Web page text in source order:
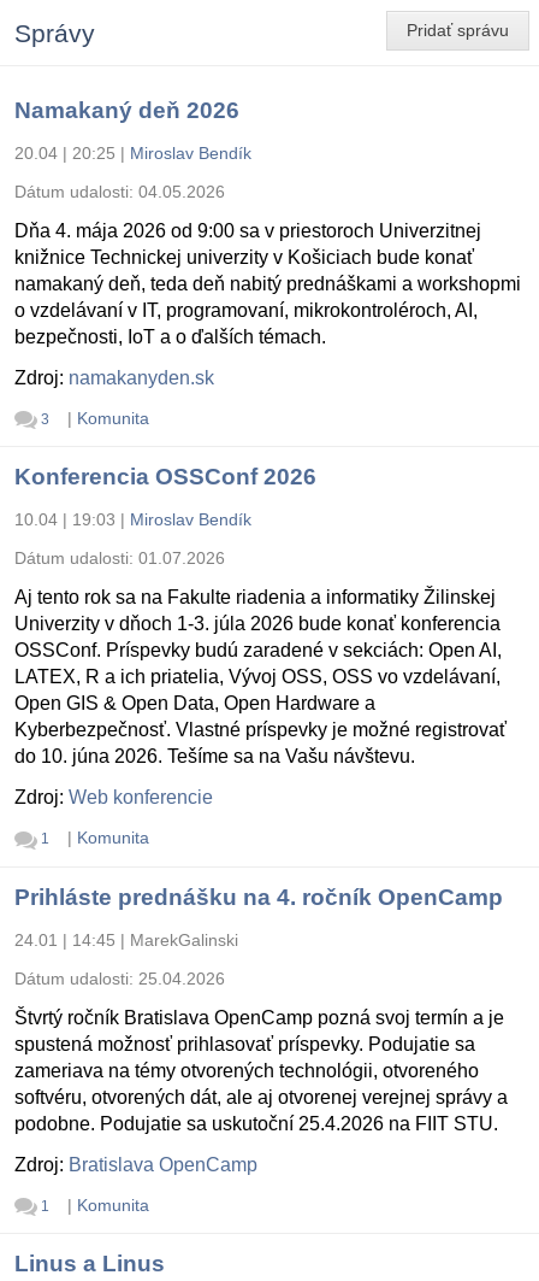
Pridať správu
Správy
Namakaný deň 2026
20.04 | 20:25 | Miroslav Bendík
Dátum udalosti: 04.05.2026
Dňa 4. mája 2026 od 9:00 sa v priestoroch Univerzitnej
knižnice Technickej univerzity v Košiciach bude konať
namakaný deň, teda deň nabitý prednáškami a workshopmi
o vzdelávaní v IT, programovaní, mikrokontroléroch, AI,
bezpečnosti, IoT a o ďalších témach.
Zdroj: namakanyden.sk
3 | Komunita
Konferencia OSSConf 2026
10.04 | 19:03 | Miroslav Bendík
Dátum udalosti: 01.07.2026
Aj tento rok sa na Fakulte riadenia a informatiky Žilinskej
Univerzity v dňoch 1-3. júla 2026 bude konať konferencia
OSSConf. Príspevky budú zaradené v sekciách: Open AI,
LATEX, R a ich priatelia, Vývoj OSS, OSS vo vzdelávaní,
Open GIS & Open Data, Open Hardware a
Kyberbezpečnosť. Vlastné príspevky je možné registrovať
do 10. júna 2026. Tešíme sa na Vašu návštevu.
Zdroj: Web konferencie
1 | Komunita
Prihláste prednášku na 4. ročník OpenCamp
24.01 | 14:45 | MarekGalinski
Dátum udalosti: 25.04.2026
Štvrtý ročník Bratislava OpenCamp pozná svoj termín a je
spustená možnosť prihlasovať príspevky. Podujatie sa
zameriava na témy otvorených technológii, otvoreného
softvéru, otvorených dát, ale aj otvorenej verejnej správy a
podobne. Podujatie sa uskutoční 25.4.2026 na FIIT STU.
Zdroj: Bratislava OpenCamp
1 | Komunita
Linus a Linus